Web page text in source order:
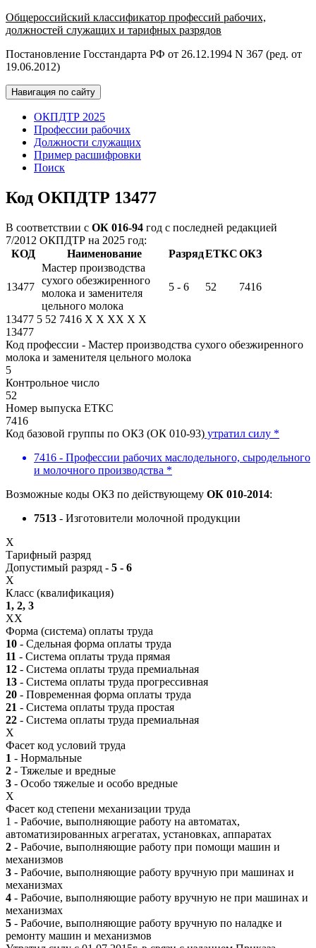
Общероссийский классификатор профессий рабочих,
должностей служащих и тарифных разрядов
Постановление Госстандарта РФ от 26.12.1994 N 367 (ред. от
19.06.2012)
Навигация по сайту
ОКПДТР 2025
Профессии рабочих
Должности служащих
Пример расшифровки
Поиск
Код ОКПДТР 13477
В соответствии с ОК 016-94 год с последней редакцией
7/2012 ОКПДТР на 2025 год:
КОД
Наименование РазрядЕТКСОКЗ
13477
Мастер производства
сухого обезжиренного
молока и заменителя
цельного молока
5 - 6 52 7416
13477 5 52 7416 X X XX X X
13477
Код профессии - Мастер производства сухого обезжиренного
молока и заменителя цельного молока
5
Контрольное число
52
Номер выпуска ЕТКС
7416
Код базовой группы по ОКЗ (ОК 010-93) утратил силу *
7416 - Профессии рабочих маслодельного, сыродельного
и молочного производства *
Возможные коды ОКЗ по действующему ОК 010-2014:
7513 - Изготовители молочной продукции
X
Тарифный разряд
Допустимый разряд - 5 - 6
X
Класс (квалификация)
1, 2, 3
XX
Форма (система) оплаты труда
10 - Сдельная форма оплаты труда
11 - Система оплаты труда прямая
12 - Система оплаты труда премиальная
13 - Система оплаты труда прогрессивная
20 - Повременная форма оплаты труда
21 - Система оплаты труда простая
22 - Система оплаты труда премиальная
X
Фасет код условий труда
1 - Нормальные
2 - Тяжелые и вредные
3 - Особо тяжелые и особо вредные
X
Фасет код степени механизации труда
1 - Рабочие, выполняющие работу на автоматах,
автоматизированных агрегатах, установках, аппаратах
2 - Рабочие, выполняющие работу при помощи машин и
механизмов
3 - Рабочие, выполняющие работу вручную при машинах и
механизмах
4 - Рабочие, выполняющие работу вручную не при машинах и
механизмах
5 - Рабочие, выполняющие работу вручную по наладке и
ремонту машин и механизмов